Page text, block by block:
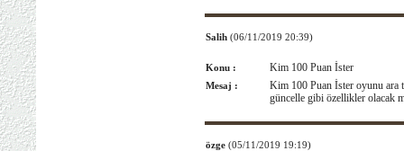
Salih (06/11/2019 20:39)
Konu : Kim 100 Puan İster
Mesaj :
Kim 100 Puan İster oyunu ara
güncelle gibi özellikler olacak
özge (05/11/2019 19:19)